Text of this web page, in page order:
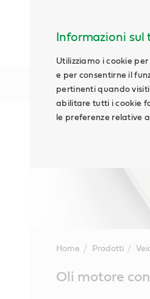
Informazioni
Utilizziamo i cookie
e per consentirne il
pertinenti quando
abilitare tutti i cookie
le preferenze relative
Home Prodotti
ContentOli motore